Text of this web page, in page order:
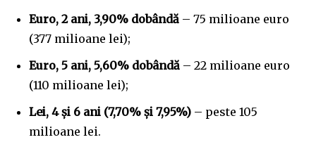
Euro, 2 ani, 3,90% dobândă – 75 milioane euro
(377 milioane lei);
Euro, 5 ani, 5,60% dobândă – 22 milioane euro
(110 milioane lei);
Lei, 4 și 6 ani (7,70% și 7,95%) – peste 105
milioane lei.